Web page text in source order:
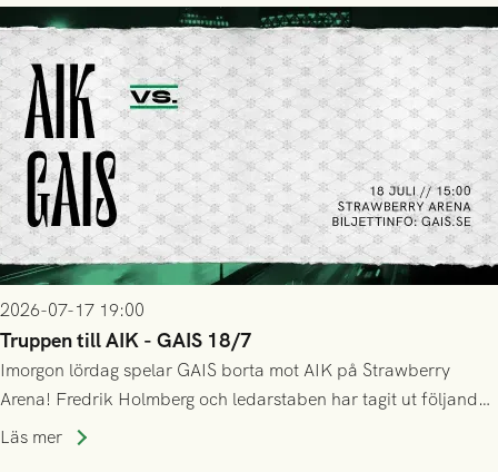
lyckades få in 2-0.
2026-07-17 19:00
Truppen till AIK - GAIS 18/7
Imorgon lördag spelar GAIS borta mot AIK på Strawberry
Arena! Fredrik Holmberg och ledarstaben har tagit ut följande
trupp till matchen:
Läs mer